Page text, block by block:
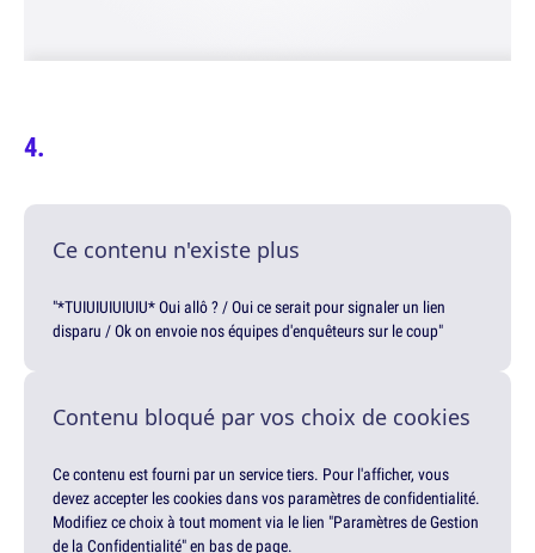
Ce contenu n'existe plus
"*TUIUIUIUIUIU* Oui allô ? / Oui ce serait pour signaler un lien
disparu / Ok on envoie nos équipes d'enquêteurs sur le coup"
Contenu bloqué par vos choix de cookies
Ce contenu est fourni par un service tiers. Pour l'afficher, vous
devez accepter les cookies dans vos paramètres de confidentialité.
Modifiez ce choix à tout moment via le lien "Paramètres de Gestion
de la Confidentialité" en bas de page.